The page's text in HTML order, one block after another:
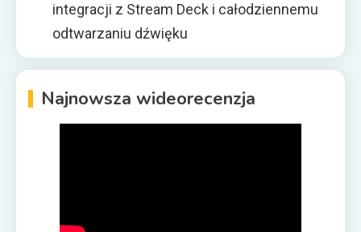
integracji z Stream Deck i całodziennemu
odtwarzaniu dźwięku
Najnowsza wideorecenzja